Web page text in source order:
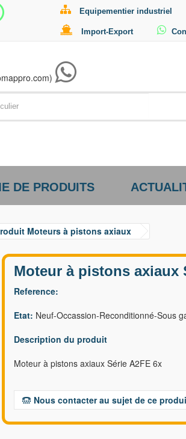
Equipementier industriel
Import-Export
DE PRODUITS
Moteurs à pistons axiaux
Moteur à pistons axiaux
Reference:
Etat: Neuf-Occassion-Reconditionné-Sous
Description du produit
Moteur à pistons axiaux Série A2FE 6x
Nous contacter au sujet de ce